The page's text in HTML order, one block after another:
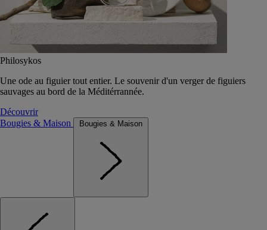
Philosykos
Une ode au figuier tout entier. Le souvenir d'un verger de figuiers
sauvages au bord de la Méditérrannée.
Découvrir
Bougies & Maison
Bougies & Maison